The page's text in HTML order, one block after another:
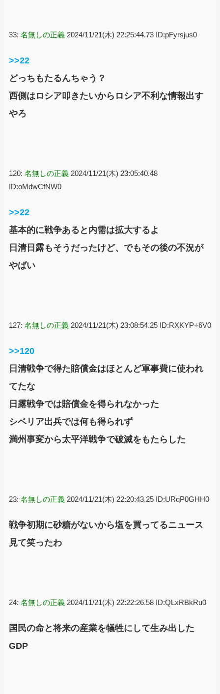
33: 名無しの正義 2024/11/21(木) 22:25:44.73 ID:pFyrsjus0
>>22
どっちもたるんちゃう？
西側はロシア叩きたいからロシア不利な情報出す
やろ
120: 名無しの正義 2024/11/21(木) 23:05:40.48
ID:oMdwCfNW0
>>22
基本的に戦争あると内需は拡大するよ
日清日露もそうだったけど、でもその後の不況が
やばい
127: 名無しの正義 2024/11/21(木) 23:08:54.25 ID:RXKYP+6V0
>>120
日清戦争で得た賠償金はほとんど軍事費に使われ
てたな
日露戦争では賠償金を得られなかった
シベリア出兵では何も得られず
満州事変から太平洋戦争で破滅をもたらした
23: 名無しの正義 2024/11/21(木) 22:20:43.25 ID:URqP0GHH0
戦争初期に砂糖がないから塩を買ってるニュース
見て笑ったわ
24: 名無しの正義 2024/11/21(木) 22:22:26.58 ID:QLxRBkRu0
国民の命と将来の産業を犠牲にして生み出した
GDP